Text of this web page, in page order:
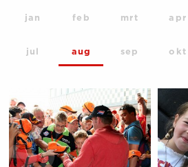
jan feb mrt apr
jul aug sep okt